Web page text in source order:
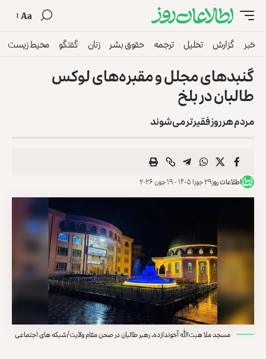
Aa
خبر گزارش تحلیل ترجمه حقوق بشر زنان گفتگو محیط زیست
گنبدهای مجلل و مقبره‌های لوکس
طالبان در بلخ
مردم هر روز فقیرتر می‌شوند
اطلاعات روز۲۹ جوزا ۱۴۰۵ - ۱۹ جون ۲۰۲۶
مسجد ملا هبت‌الله آخوندازده، رهبر طالبان در صحن مقام ولایت/شبکه های اجتماعی